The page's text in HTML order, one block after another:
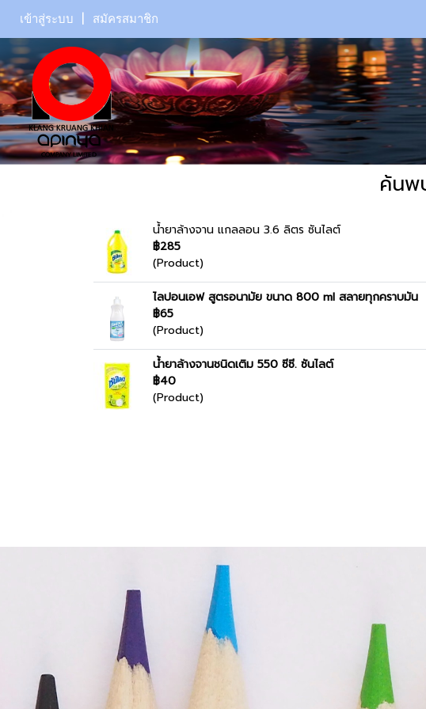
เข้าสู่ระบบ สมัครสมาชิก
ค้นพ
น้ำยาล้างจาน แกลลอน 3.6 ลิตร ซันไลต์
฿285
(Product)
ไลปอนเอฟ สูตรอนามัย ขนาด 800 ml สลายทุกคราบมัน
฿65
(Product)
น้ำยาล้างจานชนิดเติม 550 ซีซี. ซันไลต์
฿40
(Product)